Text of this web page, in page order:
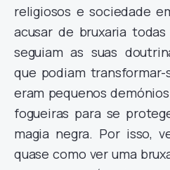
religiosos e sociedade
acusar de bruxaria
seguiam as suas
que podiam
eram pequenos
fogueiras para se
magia negra. Por isso,
quase como ver uma